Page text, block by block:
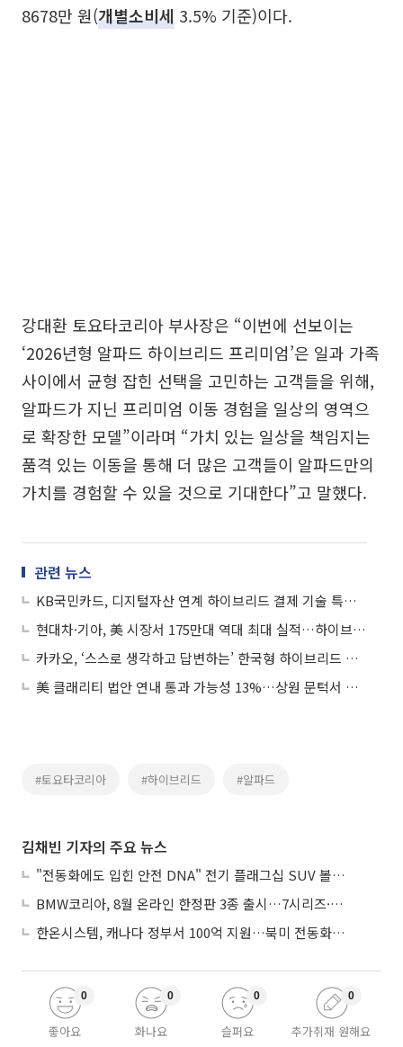
8678만 원(개별소비세 3.5% 기준)이다.
강대환 토요타코리아 부사장은 “이번에 선보이는
‘2026년형 알파드 하이브리드 프리미엄’은 일과 가족
사이에서 균형 잡힌 선택을 고민하는 고객들을 위해,
알파드가 지닌 프리미엄 이동 경험을 일상의 영역으
로 확장한 모델”이라며 “가치 있는 일상을 책임지는
품격 있는 이동을 통해 더 많은 고객들이 알파드만의
가치를 경험할 수 있을 것으로 기대한다”고 말했다.
관련 뉴스
KB국민카드, 디지털자산 연계 하이브리드 결제 기술 특허 출원
현대차·기아, 美 시장서 175만대 역대 최대 실적…하이브리드·SUV 전략 통했다
카카오, ‘스스로 생각하고 답변하는’ 한국형 하이브리드 멀티모달 언어모델 공개
美 클래리티 법안 연내 통과 가능성 13%…상원 문턱서 제동
#토요타코리아 #하이브리드 #알파드
김채빈 기자의 주요 뉴스
"전동화에도 입힌 안전 DNA" 전기 플래그십 SUV 볼보 'EX90'
BMW코리아, 8월 온라인 한정판 3종 출시…7시리즈·X7·M340i 투어링
한온시스템, 캐나다 정부서 100억 지원…북미 전동화 시장 가속
좋아요
0
화나요
0
슬퍼요
0
추가취재 원해요
0